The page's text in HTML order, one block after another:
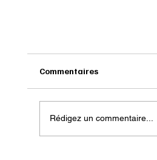
Onatera : Pour
Commentaires
Rédigez un commentaire...